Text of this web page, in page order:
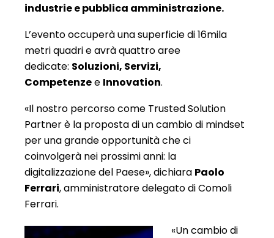
industrie e pubblica amministrazione.
L’evento occuperà una superficie di 16mila
metri quadri e avrà quattro aree
dedicate: Soluzioni, Servizi,
Competenzee Innovation.
«Il nostro percorso come Trusted Solution
Partner è la proposta di un cambio di mindset
per una grande opportunità che ci
coinvolgerà nei prossimi anni: la
digitalizzazione del Paese», dichiara Paolo
Ferrari, amministratore delegato di Comoli
Ferrari.
«Un cambio di